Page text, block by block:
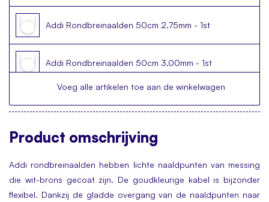
Addi Rondbreinaalden 50cm 2.75mm - 1st
Addi Rondbreinaalden 50cm 3.00mm - 1st
Addi Rondbreinaalden 50cm 3.50mm - 1st
Addi Rondbreinaalden 50cm 3.75mm - 1st
Voeg alle artikelen toe aan de winkelwagen
Product omschrijving
Addi rondbreinaalden hebben lichte naaldpunten van messing
die wit-brons gecoat zijn. De goudkleurige kabel is bijzonder
flexibel. Dankzij de gladde overgang van de naaldpunten naar